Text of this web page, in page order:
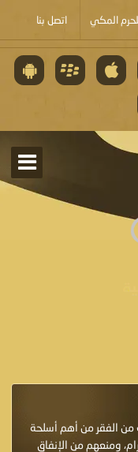
المكي اتصل بنا
الخوف من الفقر من أهم أسلحة
ومنعهم من الإنفاق